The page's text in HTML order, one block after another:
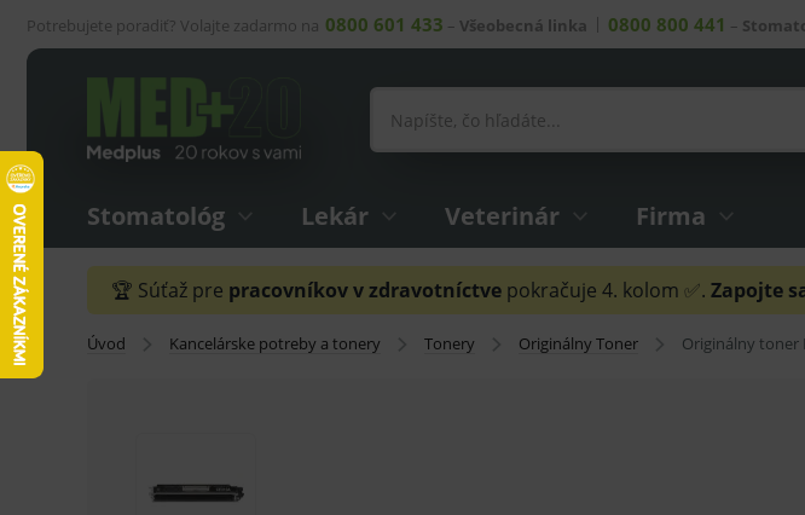
Potrebujete poradiť? Volajte zadarmo na 0800 601 433 – Všeobecná linka 0800 800 441 –
Stomatológ Lekár Veterinár Firma
🏆 Súťaž pre pracovníkov v zdravotníctve pokračuje 4. kolom ✅. Zapojte
Úvod Kancelárske potreby a tonery Tonery Originálny Toner Originálny toner